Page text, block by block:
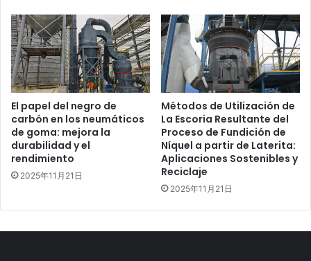
El papel del negro de
carbón en los neumáticos
de goma: mejora la
durabilidad y el
rendimiento
2025年11月21日
Métodos de Utilización de
La Escoria Resultante del
Proceso de Fundición de
Níquel a partir de Laterita:
Aplicaciones Sostenibles y
Reciclaje
2025年11月21日